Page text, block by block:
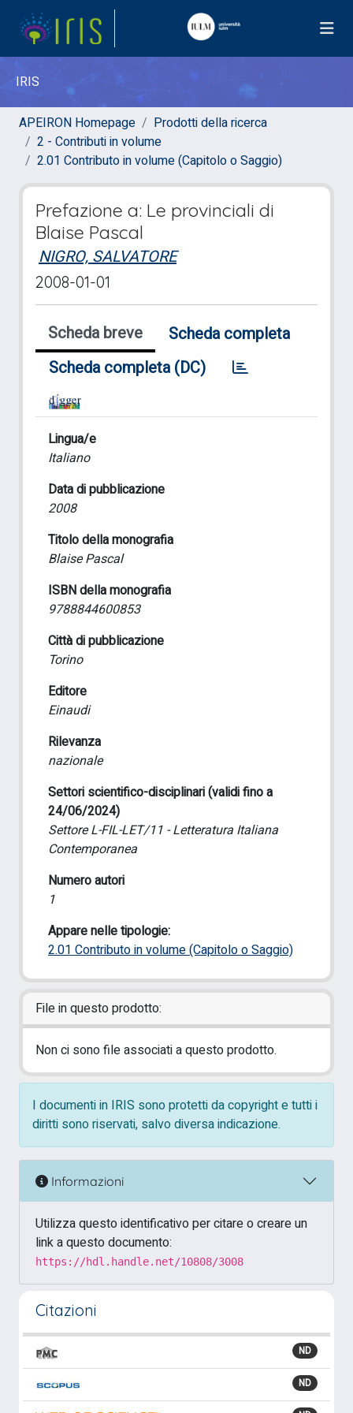
IRIS
APEIRON Homepage
Prodotti della ricerca
2 - Contributi in volume
2.01 Contributo in volume (Capitolo o Saggio)
Prefazione a: Le provinciali di
Blaise Pascal
NIGRO, SALVATORE
2008-01-01
Scheda breve
Scheda completa
Scheda completa (DC)
Lingua/e
Italiano
Data di pubblicazione
2008
Titolo della monografia
Blaise Pascal
ISBN della monografia
9788844600853
Città di pubblicazione
Torino
Editore
Einaudi
Rilevanza
nazionale
Settori scientifico-disciplinari (validi fino a
24/06/2024)
Settore L-FIL-LET/11 - Letteratura Italiana
Contemporanea
Numero autori
1
Appare nelle tipologie:
2.01 Contributo in volume (Capitolo o Saggio)
File in questo prodotto:
Non ci sono file associati a questo prodotto.
I documenti in IRIS sono protetti da copyright e tutti i
diritti sono riservati, salvo diversa indicazione.
Informazioni
Utilizza questo identificativo per citare o creare un
link a questo documento:
https://hdl.handle.net/10808/3008
Citazioni
ND
ND